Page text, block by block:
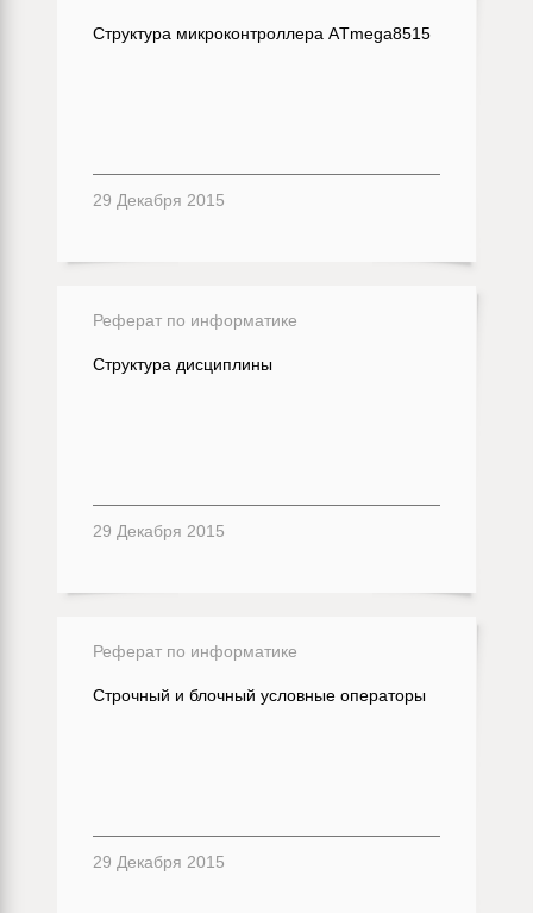
Структура микроконтроллера АTmega8515
29 Декабря 2015
Реферат по информатике
Структура дисциплины
29 Декабря 2015
Реферат по информатике
Строчный и блочный условные операторы
29 Декабря 2015